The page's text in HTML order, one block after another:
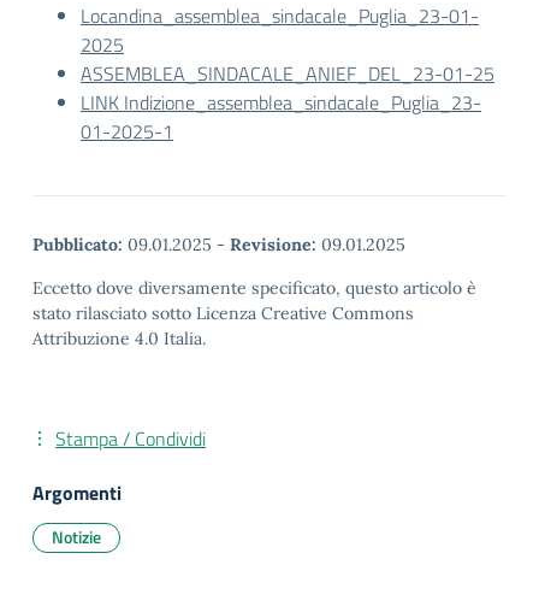
Locandina_assemblea_sindacale_Puglia_23-01-
2025
ASSEMBLEA_SINDACALE_ANIEF_DEL_23-01-25
LINK Indizione_assemblea_sindacale_Puglia_23-
01-2025-1
Pubblicato: 09.01.2025 - Revisione: 09.01.2025
Eccetto dove diversamente specificato, questo articolo è
stato rilasciato sotto Licenza Creative Commons
Attribuzione 4.0 Italia.
Stampa / Condividi
Argomenti
Notizie